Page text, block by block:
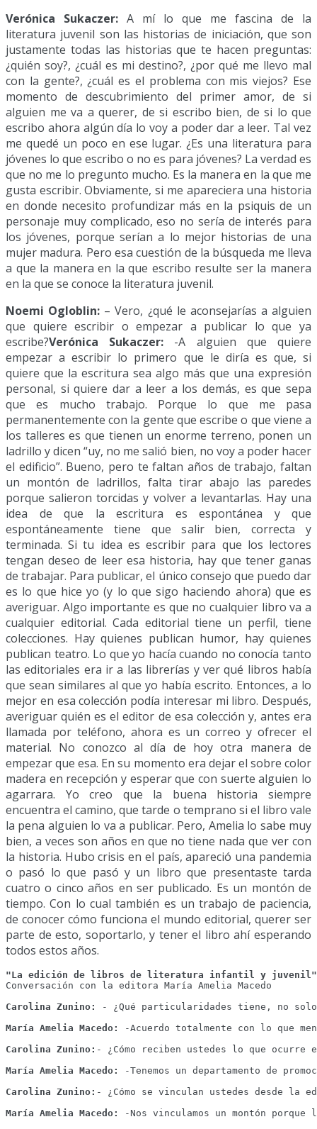
Verónica Sukaczer: A mí lo que me fascina de la
literatura juvenil son las historias de iniciación, que son
justamente todas las historias que te hacen preguntas:
¿quién soy?, ¿cuál es mi destino?, ¿por qué me llevo mal
con la gente?, ¿cuál es el problema con mis viejos? Ese
momento de descubrimiento del primer amor, de si
alguien me va a querer, de si escribo bien, de si lo que
escribo ahora algún día lo voy a poder dar a leer. Tal vez
me quedé un poco en ese lugar. ¿Es una literatura para
jóvenes lo que escribo o no es para jóvenes? La verdad es
que no me lo pregunto mucho. Es la manera en la que me
gusta escribir. Obviamente, si me apareciera una historia
en donde necesito profundizar más en la psiquis de un
personaje muy complicado, eso no sería de interés para
los jóvenes, porque serían a lo mejor historias de una
mujer madura. Pero esa cuestión de la búsqueda me lleva
a que la manera en la que escribo resulte ser la manera
en la que se conoce la literatura juvenil.
Noemi Ogloblin: – Vero, ¿qué le aconsejarías a alguien
que quiere escribir o empezar a publicar lo que ya
escribe?Verónica Sukaczer: -A alguien que quiere
empezar a escribir lo primero que le diría es que, si
quiere que la escritura sea algo más que una expresión
personal, si quiere dar a leer a los demás, es que sepa
que es mucho trabajo. Porque lo que me pasa
permanentemente con la gente que escribe o que viene a
los talleres es que tienen un enorme terreno, ponen un
ladrillo y dicen “uy, no me salió bien, no voy a poder hacer
el edificio”. Bueno, pero te faltan años de trabajo, faltan
un montón de ladrillos, falta tirar abajo las paredes
porque salieron torcidas y volver a levantarlas. Hay una
idea de que la escritura es espontánea y que
espontáneamente tiene que salir bien, correcta y
terminada. Si tu idea es escribir para que los lectores
tengan deseo de leer esa historia, hay que tener ganas
de trabajar. Para publicar, el único consejo que puedo dar
es lo que hice yo (y lo que sigo haciendo ahora) que es
averiguar. Algo importante es que no cualquier libro va a
cualquier editorial. Cada editorial tiene un perfil, tiene
colecciones. Hay quienes publican humor, hay quienes
publican teatro. Lo que yo hacía cuando no conocía tanto
las editoriales era ir a las librerías y ver qué libros había
que sean similares al que yo había escrito. Entonces, a lo
mejor en esa colección podía interesar mi libro. Después,
averiguar quién es el editor de esa colección y, antes era
llamada por teléfono, ahora es un correo y ofrecer el
material. No conozco al día de hoy otra manera de
empezar que esa. En su momento era dejar el sobre color
madera en recepción y esperar que con suerte alguien lo
agarrara. Yo creo que la buena historia siempre
encuentra el camino, que tarde o temprano si el libro vale
la pena alguien lo va a publicar. Pero, Amelia lo sabe muy
bien, a veces son años en que no tiene nada que ver con
la historia. Hubo crisis en el país, apareció una pandemia
o pasó lo que pasó y un libro que presentaste tarda
cuatro o cinco años en ser publicado. Es un montón de
tiempo. Con lo cual también es un trabajo de paciencia,
de conocer cómo funciona el mundo editorial, querer ser
parte de esto, soportarlo, y tener el libro ahí esperando
todos estos años.
"La edición de libros de literatura infantil y juvenil"
Conversación con la editora María Amelia Macedo
Carolina Zunino:
- ¿Qué particularidades tiene, no
María Amelia Macedo:
-Acuerdo totalmente con lo que
Carolina Zunino: - ¿Cómo reciben ustedes lo que
María Amelia Macedo:
-Tenemos un departamento de
Carolina Zunino: - ¿Cómo se vinculan ustedes desde
María Amelia Macedo:
-Nos vinculamos un montón